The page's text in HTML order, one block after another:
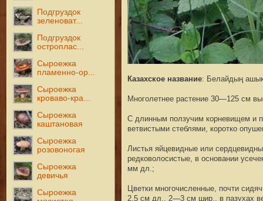
Подгруздок
зеленоват...
Подгруздок
остроплас...
Сыроежка
пламенно-ор...
Сыроежка
кроваво-кра...
Сыроежка
каштановая
Сыроежка
розовоногая
Сыроежка
девичья
Сыроежка
Казахское название: Белайдың
Многолетнее растение 30—125 см
С длинным ползучим корневищем и
ветвистыми стеблями, коротко
Листья яйцевидные или
редковолосистые, в основании
мм дл.;
Цветки многочисленные, почти
2,5 см дл., 2—3 см шир., в пазухах